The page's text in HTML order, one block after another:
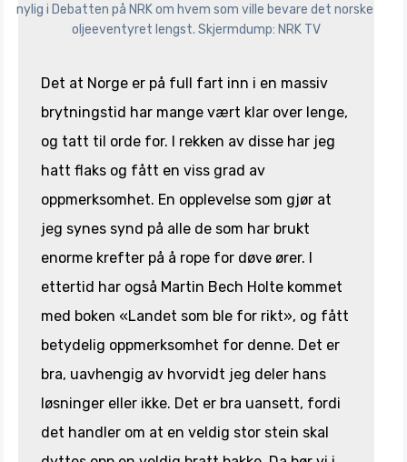
nylig i Debatten på NRK om hvem som ville bevare det norske
oljeeventyret lengst. Skjermdump: NRK TV
Det at Norge er på full fart inn i en massiv
brytningstid har mange vært klar over lenge,
og tatt til orde for. I rekken av disse har jeg
hatt flaks og fått en viss grad av
oppmerksomhet. En opplevelse som gjør at
jeg synes synd på alle de som har brukt
enorme krefter på å rope for døve ører. I
ettertid har også Martin Bech Holte kommet
med boken «Landet som ble for rikt», og fått
betydelig oppmerksomhet for denne. Det er
bra, uavhengig av hvorvidt jeg deler hans
løsninger eller ikke. Det er bra uansett, fordi
det handler om at en veldig stor stein skal